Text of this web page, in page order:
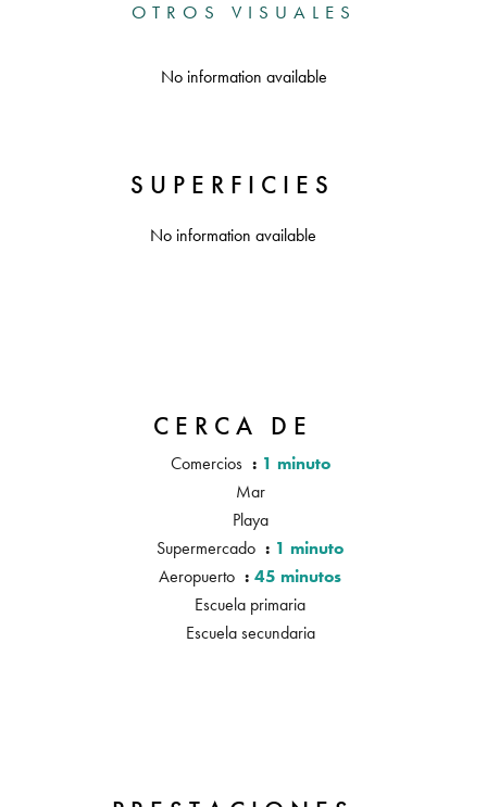
OTROS VISUALES
No information available
SUPERFICIES
No information available
CERCA DE
Comercios
1 minuto
Mar
Playa
Supermercado
1 minuto
Aeropuerto
45 minutos
Escuela primaria
Escuela secundaria